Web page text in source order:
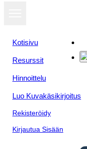
Kotisivu
Resurssit
Hinnoittelu
Luo Kuvakäsikirjoitus
Rekisteröidy
Kirjautua Sisään